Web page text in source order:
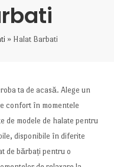
» Halat Barbati
ta de acasă. Alege un
confort în momentele
de modele de halate pentru
disponibile în diferite
de bărbați pentru o